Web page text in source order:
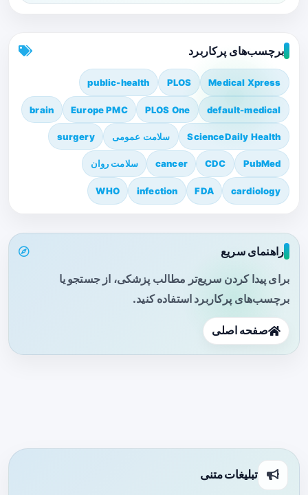
برچسب‌های پرکاربرد
Medical Xpress
PLOS
public-health
default-medical
PLOS One
Europe PMC
brain
ScienceDaily Health سلامت عمومی surgery
PubMed
CDC
cancer سلامت روان
cardiology
FDA
infection
WHO
راهنمای سریع
برای پیدا کردن سریع‌تر مطالب پزشکی، از جستجو یا
برچسب‌های پرکاربرد استفاده کنید.
صفحه اصلی
تبلیغات متنی